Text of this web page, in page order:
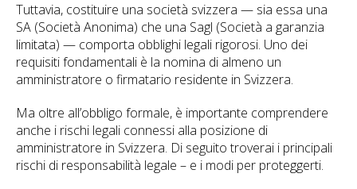
Tuttavia, costituire una società svizzera — sia essa una
SA (Società Anonima) che una Sagl (Società a garanzia
limitata) — comporta obblighi legali rigorosi. Uno dei
requisiti fondamentali è la nomina di almeno un
amministratore o firmatario residente in Svizzera.
Ma oltre all’obbligo formale, è importante comprendere
anche i rischi legali connessi alla posizione di
amministratore in Svizzera. Di seguito troverai i principali
rischi di responsabilità legale – e i modi per proteggerti.